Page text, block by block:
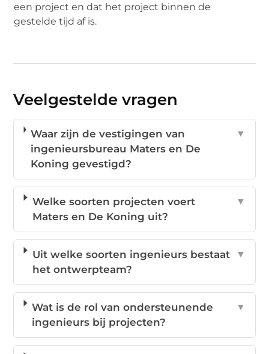
een project en dat het project binnen de
gestelde tijd af is.
Veelgestelde vragen
Waar zijn de vestigingen van
ingenieursbureau Maters en De
Koning gevestigd?
▼
Welke soorten projecten voert
Maters en De Koning uit?
▼
Uit welke soorten ingenieurs bestaat
het ontwerpteam?
▼
Wat is de rol van ondersteunende
ingenieurs bij projecten?
▼